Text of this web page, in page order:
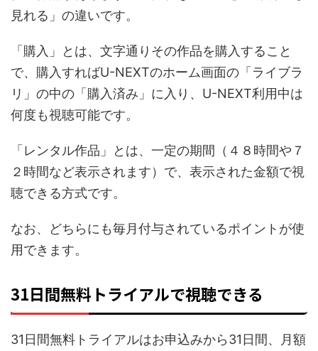
見れる」の違いです。
「購入」とは、文字通りその作品を購入すること
で、購入すればU-NEXTのホーム画面の「ライブラ
リ」の中の「購入済み」に入り、U-NEXT利用中は
何度も視聴可能です。
「レンタル作品」とは、一定の期間（４８時間や７
２時間など表示されます）で、表示された金額で視
聴できる方式です。
なお、どちらにも毎月付与されているポイントが使
用できます。
31日間無料トライアルで視聴できる
31日間無料トライアルはお申込みから31日間、月額